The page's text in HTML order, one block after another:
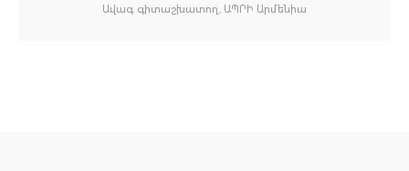
Ավագ գիտաշխատող, ԱՊՐԻ Արմենիա